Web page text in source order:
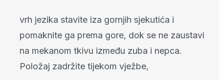
vrh jezika stavite iza gornjih sjekutića i
pomaknite ga prema gore, dok se ne zaustavi
na mekanom tkivu između zuba i nepca.
Položaj zadržite tijekom vježbe,